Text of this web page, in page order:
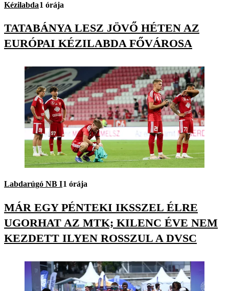
Kézilabda1 órája
TATABÁNYA LESZ JÖVŐ HÉTEN AZ
EURÓPAI KÉZILABDA FŐVÁROSA
Labdarúgó NB I1 órája
MÁR EGY PÉNTEKI IKSSZEL ÉLRE
UGORHAT AZ MTK; KILENC ÉVE NEM
KEZDETT ILYEN ROSSZUL A DVSC